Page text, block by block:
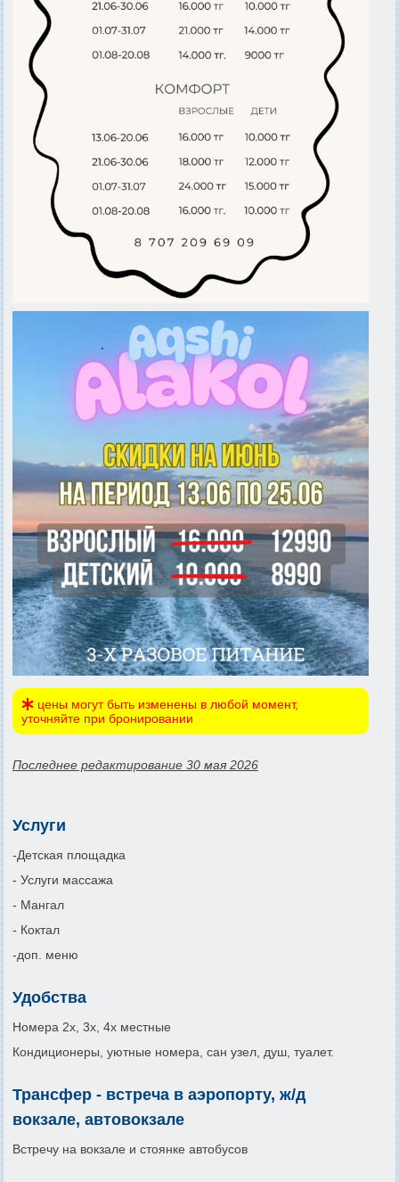
цены могут быть изменены в любой момент,
уточняйте при бронировании
Последнее редактирование 30 мая 2026
Услуги
-Детская площадка
- Услуги массажа
- Мангал
- Коктал
-доп. меню
Удобства
Номера 2х, 3х, 4х местные
Кондиционеры, уютные номера, сан узел, душ, туалет.
Трансфер - встреча в аэропорту, ж/д
вокзале, автовокзале
Встречу на вокзале и стоянке автобусов